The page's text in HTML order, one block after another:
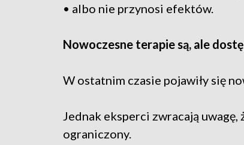
• albo nie przynosi efektów.
Nowoczesne terapie są, ale
W ostatnim czasie pojawiły się
Jednak eksperci zwracają
ograniczony.